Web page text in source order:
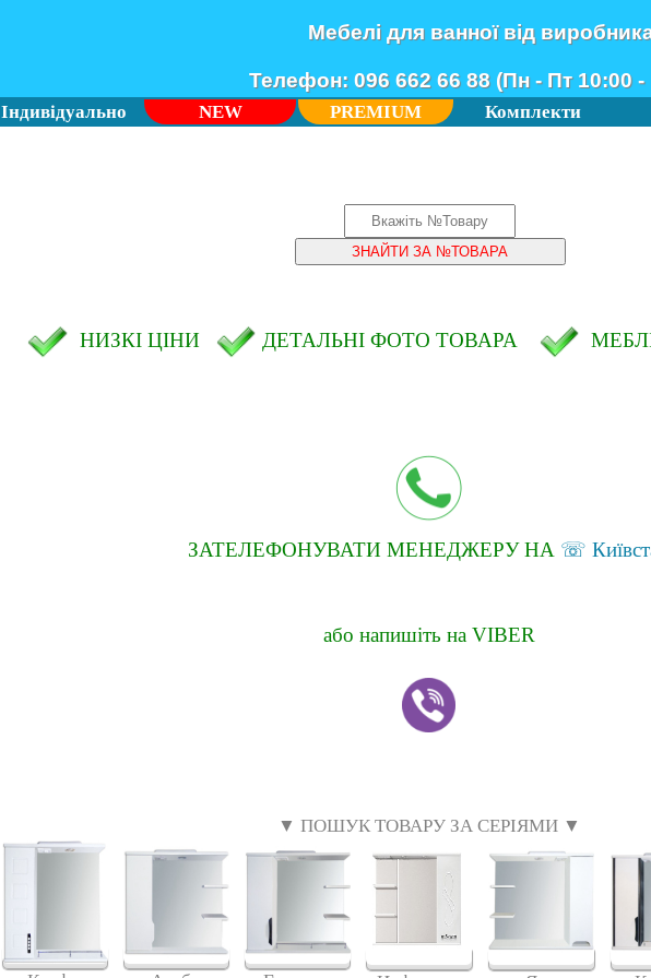
Мебелі для ванної від
Телефон: 096 662 66 88 (Пн - Пт 10:00 -
Індивідуально NEW PREMIUM Комплекти
НИЗКІ ЦІНИ ДЕТАЛЬНІ ФОТО ТОВАРА
ЗАТЕЛЕФОНУВАТИ МЕНЕДЖЕРУ НА ☏
або напишіть на VIBER
▼ ПОШУК ТОВАРУ ЗА СЕРІЯМИ ▼